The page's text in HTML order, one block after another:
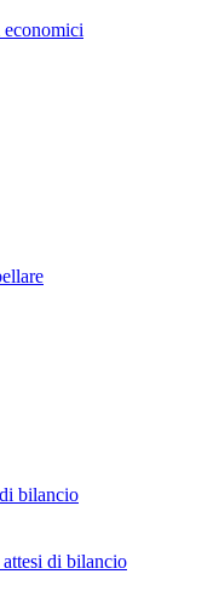
bilancio
di bilancio